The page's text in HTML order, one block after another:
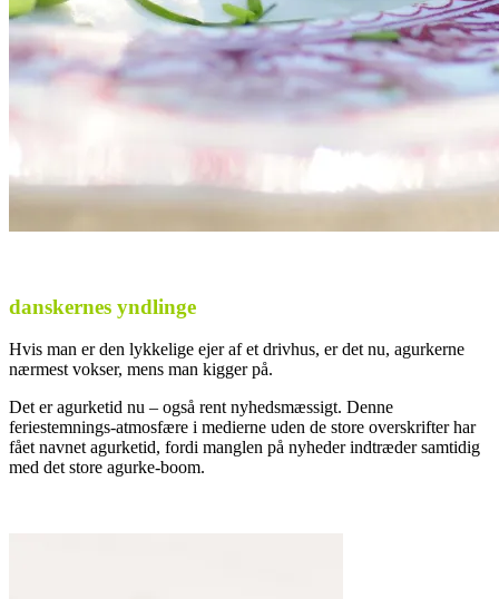
danskernes yndlinge
Hvis man er den lykkelige ejer af et drivhus, er det nu, agurkerne
nærmest vokser, mens man kigger på.
Det er agurketid nu – også rent nyhedsmæssigt. Denne
feriestemnings-atmosfære i medierne uden de store overskrifter har
fået navnet agurketid, fordi manglen på nyheder indtræder samtidig
med det store agurke-boom.